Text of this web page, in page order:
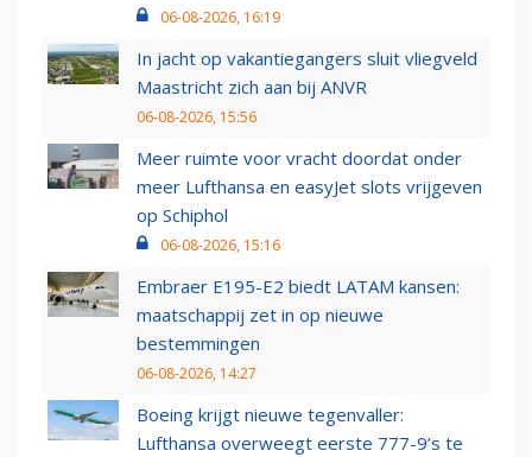
06-08-2026, 16:19
In jacht op vakantiegangers sluit vliegveld
Maastricht zich aan bij ANVR
06-08-2026, 15:56
Meer ruimte voor vracht doordat onder
meer Lufthansa en easyJet slots vrijgeven
op Schiphol
06-08-2026, 15:16
Embraer E195-E2 biedt LATAM kansen:
maatschappij zet in op nieuwe
bestemmingen
06-08-2026, 14:27
Boeing krijgt nieuwe tegenvaller:
Lufthansa overweegt eerste 777-9’s te